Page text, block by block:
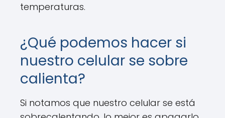
temperaturas.
¿Qué podemos hacer si
nuestro celular se sobre
calienta?
Si notamos que nuestro celular se está